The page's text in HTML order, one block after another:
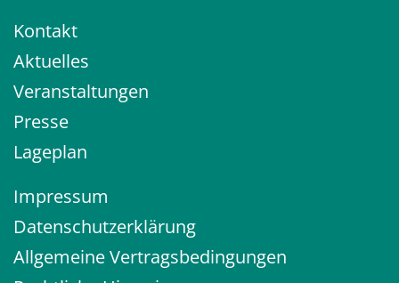
Kontakt
Aktuelles
Veranstaltungen
Presse
Lageplan
Impressum
Datenschutzerklärung
Allgemeine Vertragsbedingungen